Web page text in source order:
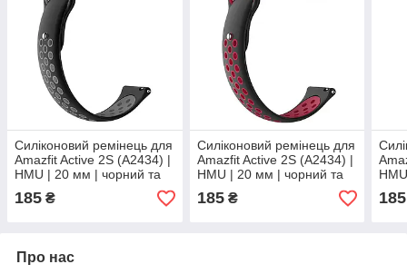
Силіконовий ремінець для
Amazfit Active 2S (A2434) |
HMU | 20 мм | чорний та
сірий
185 ₴
Силіконовий ремінець для
Amazfit Active 2S (A2434) |
HMU | 20 мм | чорний та
червоний
185₴ 185
Про нас